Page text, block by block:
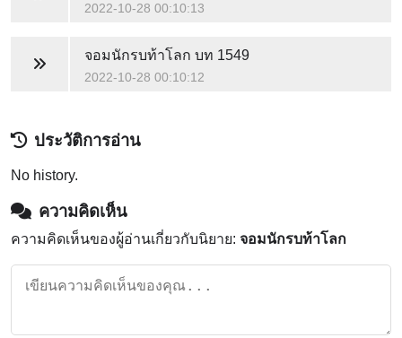
2022-10-28 00:10:13
จอมนักรบท้าโลก บท 1549
2022-10-28 00:10:12
ประวัติการอ่าน
No history.
ความคิดเห็น
ความคิดเห็นของผู้อ่านเกี่ยวกับนิยาย: จอมนักรบท้าโลก